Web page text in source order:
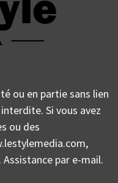
ou en partie sans lien
Si vous avez
ou des
par e-mail.